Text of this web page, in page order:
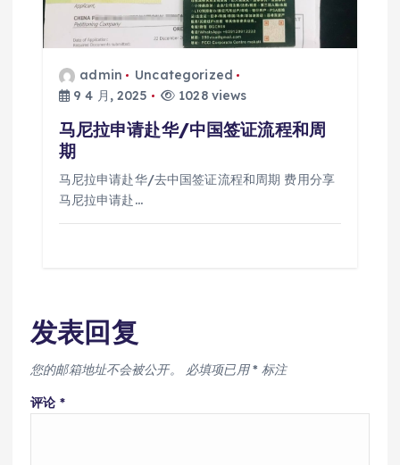
admin
Uncategorized
9 4 月, 2025
1028 views
马尼拉申请赴华/中国签证流程和周
期
马尼拉申请赴华/去中国签证流程和周期 费用分享
马尼拉申请赴…
发表回复
您的邮箱地址不会被公开。 必填项已用* 标注
评论 *